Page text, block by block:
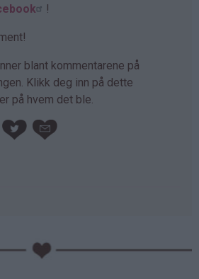
!
blant kommentarene på
Klikk deg inn på dette
på hvem det ble.